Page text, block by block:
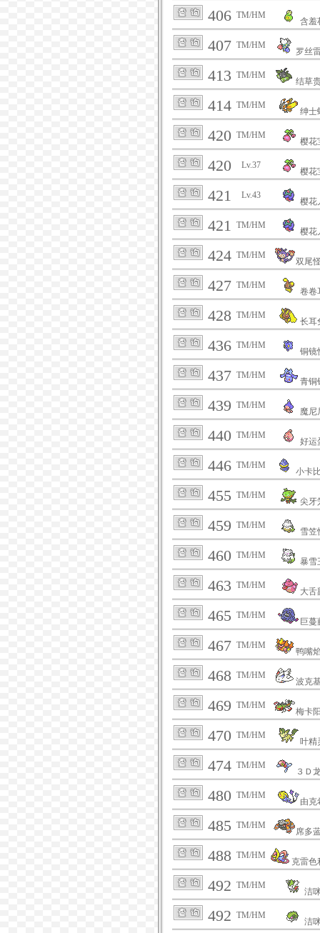
406 TM/HM
含羞
407 TM/HM
罗丝
413 TM/HM
结草
414 TM/HM
绅士
420 TM/HM
樱花
420 Lv.37
樱花
421 Lv.43
樱花
421 TM/HM
樱花
424 TM/HM
双尾
427 TM/HM
卷卷
428 TM/HM
长耳
436 TM/HM
铜镜
437 TM/HM
青铜
439 TM/HM
魔尼
440 TM/HM
好运
446 TM/HM
小卡
455 TM/HM
尖牙
459 TM/HM
雪笠
460 TM/HM
暴雪
463 TM/HM
大舌
465 TM/HM
巨蔓
467 TM/HM
鸭嘴
468 TM/HM
波克
469 TM/HM
梅卡
470 TM/HM
叶精
474 TM/HM
３Ｄ
480 TM/HM
由克
485 TM/HM
席多
488 TM/HM
克雷色
492 TM/HM
洁
492 TM/HM
洁